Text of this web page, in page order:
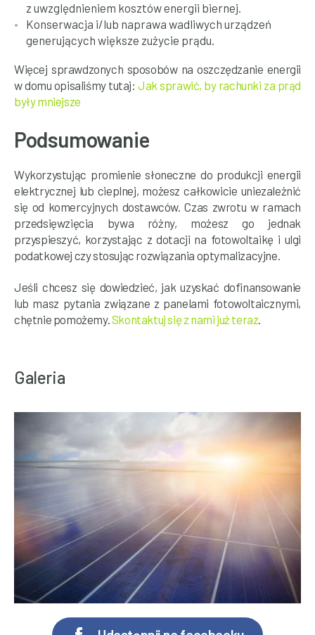
z uwzględnieniem kosztów energii biernej.
Konserwacja i/lub naprawa wadliwych urządzeń
generujących większe zużycie prądu.
Więcej sprawdzonych sposobów na oszczędzanie energii
w domu opisaliśmy tutaj:Jak sprawić, by rachunki za prąd
były mniejsze
Podsumowanie
Wykorzystując promienie słoneczne do produkcji energii
elektrycznej lub cieplnej, możesz całkowicie uniezależnić
się od komercyjnych dostawców. Czas zwrotu w ramach
przedsięwzięcia bywa różny, możesz go jednak
przyspieszyć, korzystając z dotacji na fotowoltaikę i ulgi
podatkowej czy stosując rozwiązania optymalizacyjne.
Jeśli chcesz się dowiedzieć, jak uzyskać dofinansowanie
lub masz pytania związane z panelami fotowoltaicznymi,
chętnie pomożemy.Skontaktuj się z nami już teraz.
Galeria